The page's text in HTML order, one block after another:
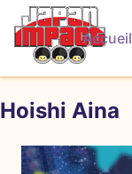
Accueil
Hoishi Aina